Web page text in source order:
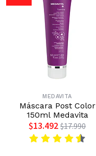
MEDAVITA
Máscara Post Color
150ml Medavita
$13.492 $17.990